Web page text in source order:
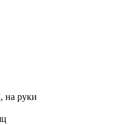
на руки